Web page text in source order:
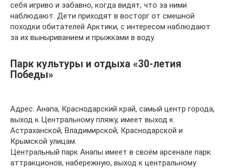
себя игриво и забавно, когда видят, что за ними
наблюдают. Дети приходят в восторг от смешной
походки обитателей Арктики, с интересом наблюдают
за их выныриванием и прыжками в воду.
Парк культуры и отдыха «30-летия
Победы»
Адрес: Анапа, Краснодарский край, самый центр города,
выход к Центральному пляжу, имеет выход к
Астраханской, Владимирской, Краснодарской и
Крымской улицам.
Центральный парк Анапы имеет в своём арсенале парк
аттракционов, набережную, выход к центральному